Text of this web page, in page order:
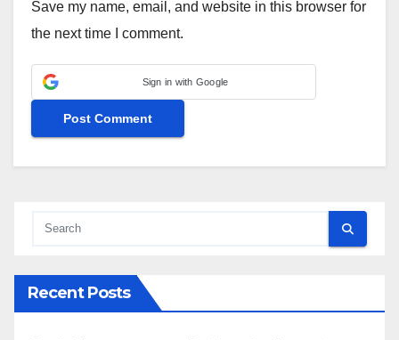
Save my name, email, and website in this browser for
the next time I comment.
Sign in with Google
Recent Posts